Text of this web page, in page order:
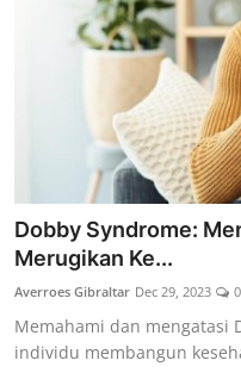
Dobby Syndrome:
Merugikan Ke...
Averroes Gibraltar Dec 29, 2023 0
Memahami dan mengatasi
individu membangun